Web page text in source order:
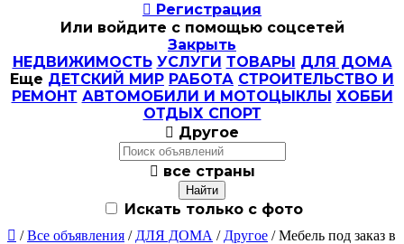
 Регистрация
Или войдите с помощью соцсетей
Закрыть
НЕДВИЖИМОСТЬ УСЛУГИ ТОВАРЫ ДЛЯ ДОМА
Еще ДЕТСКИЙ МИР РАБОТА СТРОИТЕЛЬСТВО И
РЕМОНТ АВТОМОБИЛИ И МОТОЦЫКЛЫ ХОББИ
ОТДЫХ СПОРТ
 Другое
 все страны
Искать только с фото
 /Все объявления / ДЛЯ ДОМА / Другое / Мебель под заказ в